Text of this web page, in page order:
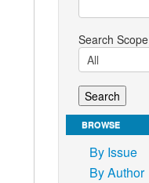
Search Scope
BROWSE
By Issue
By Author